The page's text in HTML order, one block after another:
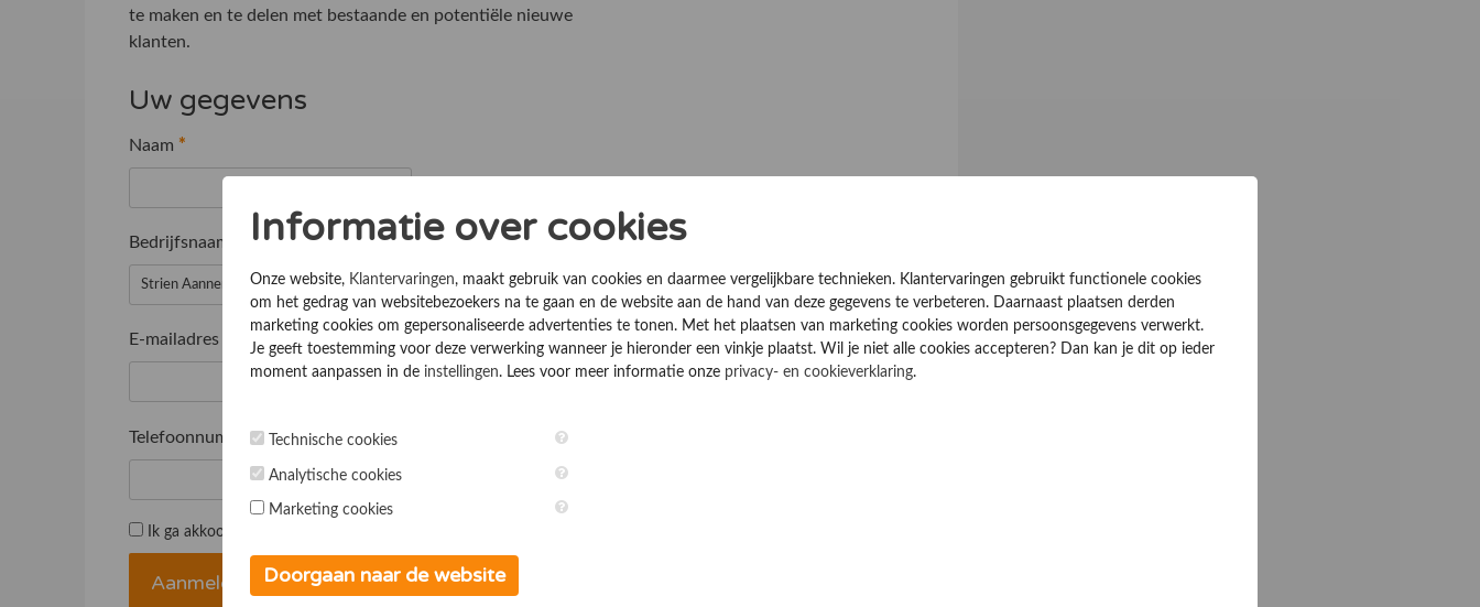
te maken en te delen met bestaande en potentiële nieuwe
klanten.
Uw gegevens
Naam *
Bedrijfsnaam
E-mailadres
Telefoonnummer*
Ik ga akkoord met de
Informatie over cookies
Onze website, Klantervaringen, maakt gebruik van cookies en daarmee vergelijkbare technieken. Klantervaringen gebruikt functionele cookies
om het gedrag van websitebezoekers na te gaan en de website aan de hand van deze gegevens te verbeteren. Daarnaast plaatsen derden
marketing cookies om gepersonaliseerde advertenties te tonen. Met het plaatsen van marketing cookies worden persoonsgegevens verwerkt.
Je geeft toestemming voor deze verwerking wanneer je hieronder een vinkje plaatst. Wil je niet alle cookies accepteren? Dan kan je dit op ieder
moment aanpassen in de instellingen. Lees voor meer informatie onze privacy- en cookieverklaring.
Technische cookies
Analytische cookies
Marketing cookies
Doorgaan naar de website